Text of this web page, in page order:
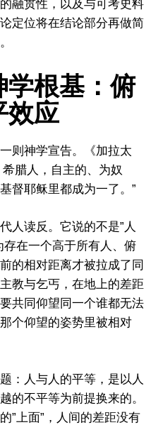
融贯性，以及与可考史料
定位将在结论部分再做简
学根基：俯
效应
则神学宣告。《加拉太
腊人，自主的、为奴
督耶稣里都成为一了。”
人读反。它说的不是”人
存在一个高于所有人、俯
的相对距离才被拉成了同
教与乞丐，在地上的差距
共同仰望同一个谁都无法
个仰望的姿势里被相对
：人与人的平等，是以人
的不平等为前提换来的。
”上面”，人间的差距没有